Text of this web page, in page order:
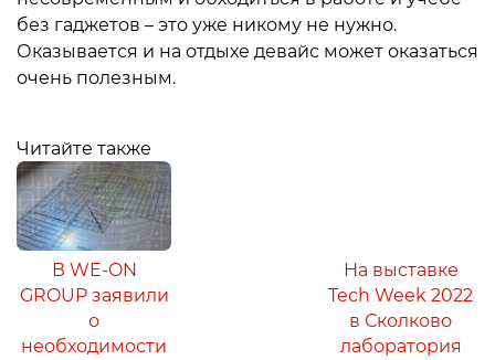
без гаджетов – это уже никому не нужно.
Оказывается и на отдыхе девайс может оказаться
очень полезным.
Читайте также
В WE-ON
GROUP заявили
о
необходимости
На выставке
Tech Week 2022
в Сколково
лаборатория